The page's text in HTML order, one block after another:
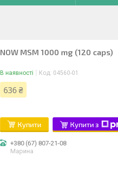
NOW MSM 1000 mg (120 caps)
В наявності Код: 04560-01
636 ₴
Купити Купити з
+380 (67) 807-21-08
Марина